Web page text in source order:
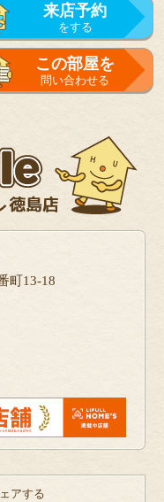
来店予約
をする
この部屋を
問い合わせる
町13-18
アする